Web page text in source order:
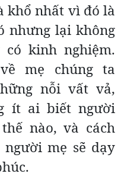
khổ nhất vì đó là
nhưng lại không
kinh nghiệm.
mẹ chúng ta
nỗi vất vả,
ít ai biết người
nào, và cách
người mẹ sẽ dạy